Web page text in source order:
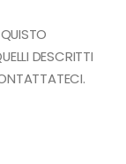
DESCRITTI